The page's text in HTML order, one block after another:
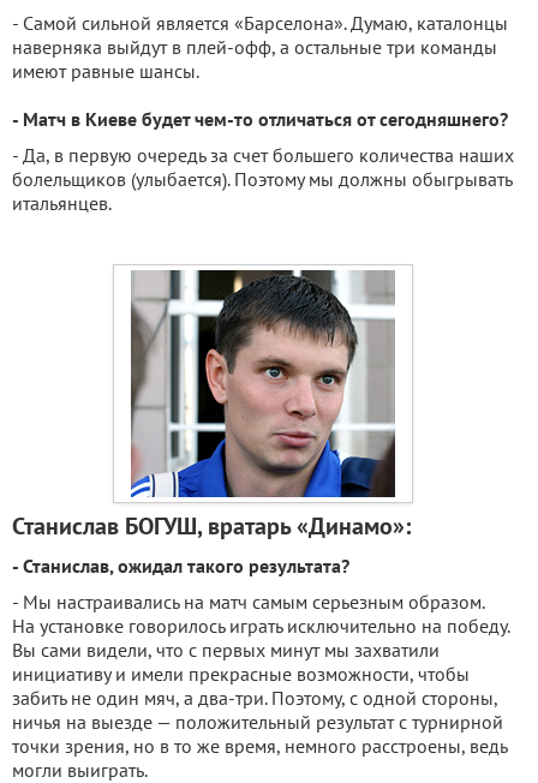
- Самой сильной является «Барселона». Думаю, каталонцы
наверняка выйдут в плей-офф, а остальные три команды
имеют равные шансы.
- Матч в Киеве будет чем-то отличаться от сегодняшнего?
- Да, в первую очередь за счет большего количества наших
болельщиков (улыбается). Поэтому мы должны обыгрывать
итальянцев.
Станислав БОГУШ, вратарь «Динамо»:
- Станислав, ожидал такого результата?
- Мы настраивались на матч самым серьезным образом.
На установке говорилось играть исключительно на победу.
Вы сами видели, что с первых минут мы захватили
инициативу и имели прекрасные возможности, чтобы
забить не один мяч, а два-три. Поэтому, с одной стороны,
ничья на выезде — положительный результат с турнирной
точки зрения, но в то же время, немного расстроены, ведь
могли выиграть.